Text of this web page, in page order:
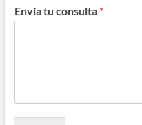
Envía tu consulta *